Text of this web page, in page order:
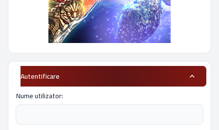
Autentificare
Nume utilizator: